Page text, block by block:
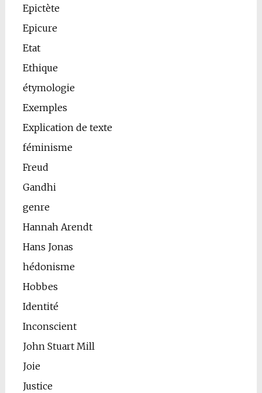
Epictète
Epicure
Etat
Ethique
étymologie
Exemples
Explication de texte
féminisme
Freud
Gandhi
genre
Hannah Arendt
Hans Jonas
hédonisme
Hobbes
Identité
Inconscient
John Stuart Mill
Joie
Justice